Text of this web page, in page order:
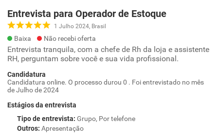
Entrevista para Operador de Estoque
1 Julho 2024, Brasil
Baixa Não recebi oferta
Entrevista tranquila, com a chefe de Rh da loja e assistente
RH, perguntam sobre você e sua vida profissional.
Candidatura
Candidatura online. O processo durou 0 . Foi entrevistado no mês
de Julho de 2024
Estágios da entrevista
Tipo de entrevista: Grupo, Por telefone
Outros: Apresentação